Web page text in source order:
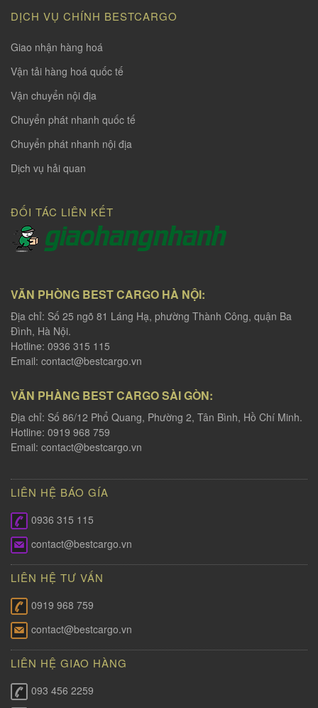
DỊCH VỤ CHÍNH BESTCARGO
Giao nhận hàng hoá
Vận tải hàng hoá quốc tế
Vận chuyển nội địa
Chuyển phát nhanh quốc tế
Chuyển phát nhanh nội địa
Dịch vụ hải quan
ĐỐI TÁC LIÊN KẾT
VĂN PHÒNG BEST CARGO HÀ NỘI:
Địa chỉ: Số 25 ngõ 81 Láng Hạ, phường Thành Công, quận Ba
Đình, Hà Nội.
Hotline: 0936 315 115
Email: contact@bestcargo.vn
VĂN PHÀNG BEST CARGO SÀI GÒN:
Địa chỉ: Số 86/12 Phổ Quang, Phường 2, Tân Bình, Hồ Chí Minh.
Hotline: 0919 968 759
Email: contact@bestcargo.vn
LIÊN HỆ BÁO GÍA
0936 315 115
contact@bestcargo.vn
LIÊN HỆ TƯ VẤN
0919 968 759
contact@bestcargo.vn
LIÊN HỆ GIAO HÀNG
093 456 2259